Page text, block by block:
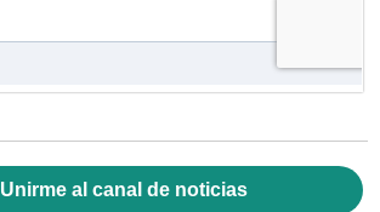
Unirme al canal de noticias